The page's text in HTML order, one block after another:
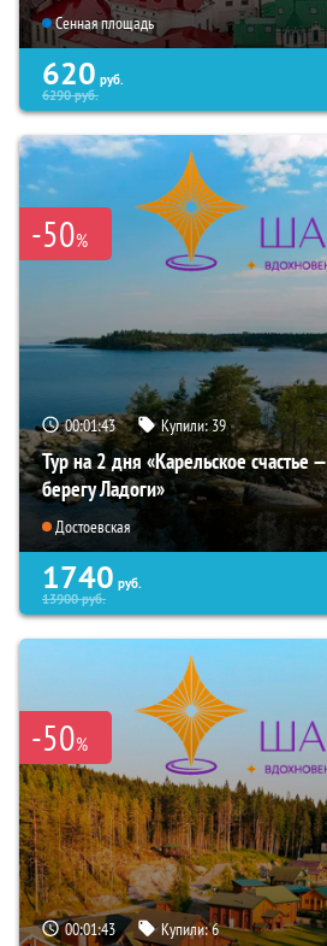
Сенная площадь
620 руб.
6290руб.
-50%
00:01:42 Купили:39
Тур на 2 дня «Карельское счастье
берегу Ладоги»
Достоевская
1740 руб.
13900руб.
-50%
00:01:42 Купили:6